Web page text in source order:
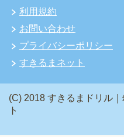
利用規約
お問い合わせ
プライバシーポリシー
すきるまネット
(C) 2018 すきるまドリル
ト